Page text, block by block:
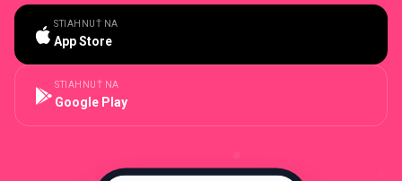
STIAHNUŤ NA
App Store
STIAHNUŤ NA
Google Play